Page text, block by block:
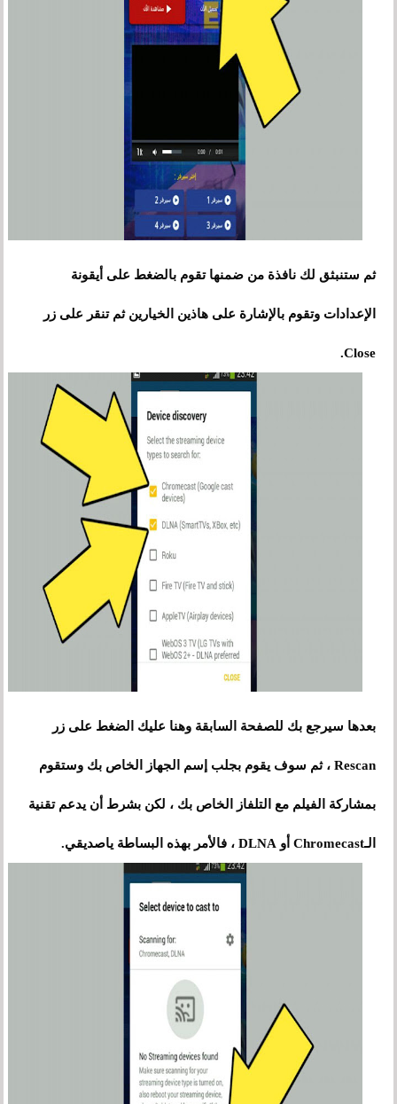
ثم ستنبثق لك نافذة من ضمنها تقوم بالضغط على أيقونة
الإعدادات وتقوم بالإشارة على هاذين الخيارين ثم تنقر على زر
Close.
بعدها سيرجع بك للصفحة السابقة وهنا عليك الضغط على زر
Rescan ،ثم سوف يقوم بجلب إسم الجهاز الخاص بك وستقوم
بمشاركة الفيلم مع التلفاز الخاص بك ، لكن بشرط أن يدعم تقنية
الـChromecast أو DLNA ، فالأمر بهذه البساطة ياصديقي.